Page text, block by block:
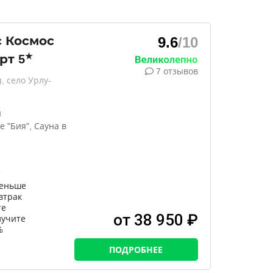
Космос
5★
село Урлу-
"Бия", Сауна в
9.6/10
7 отзывов
от 38 950 ₽
ПОДРОБНЕЕ